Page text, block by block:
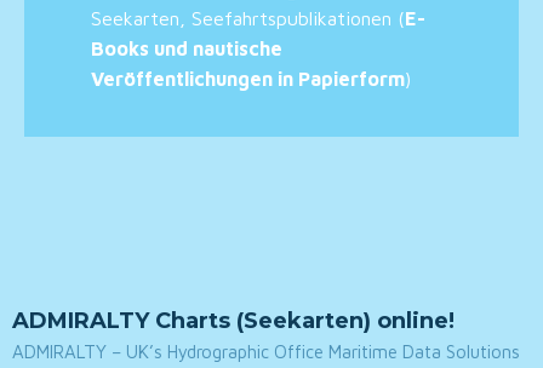
Seekarten, Seefahrtspublikationen (E-
Books und nautische
Veröffentlichungen in Papierform)
ADMIRALTY Charts (Seekarten) online!
ADMIRALTY – UK’s Hydrographic Office Maritime Data Solutions